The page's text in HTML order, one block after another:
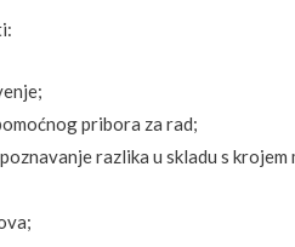
pribora za rad;
razlika u skladu s krojem